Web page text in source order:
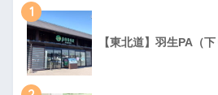
1
【東北道】羽生PA（下